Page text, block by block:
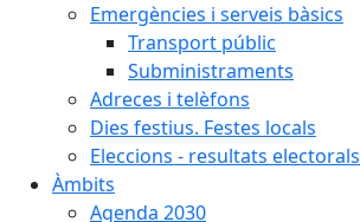
Emergències i serveis bàsics
Transport públic
Subministraments
Adreces i telèfons
Dies festius. Festes locals
Eleccions - resultats electorals
Àmbits
Agenda 2030